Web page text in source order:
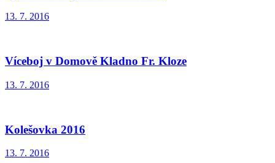
13. 7. 2016
Víceboj v Domově Kladno Fr. Kloze
13. 7. 2016
Kolešovka 2016
13. 7. 2016